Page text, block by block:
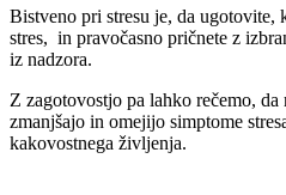
Bistveno pri stresu je, da ugotovite,
stres, in pravočasno pričnete z
iz nadzora.
Z zagotovostjo pa lahko rečemo, da
zmanjšajo in omejijo simptome
kakovostnega življenja.